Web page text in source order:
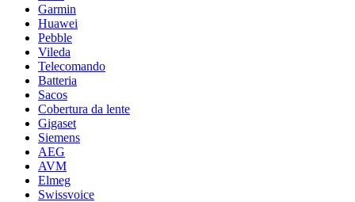
Garmin
Huawei
Pebble
Vileda
Telecomando
Batteria
Sacos
Cobertura da lente
Gigaset
Siemens
AEG
AVM
Elmeg
Swissvoice